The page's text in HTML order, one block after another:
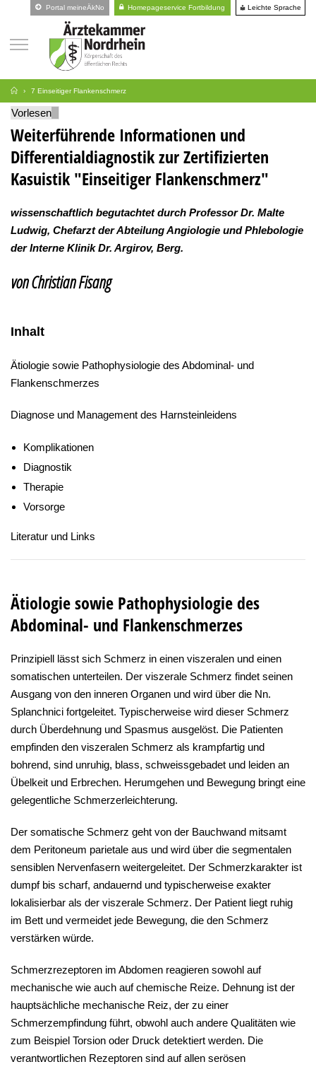
Portal meineÄkNo Homepageservice Fortbildung Leichte Sprache
7 Einseitiger Flankenschmerz
Vorlesen
Weiterführende Informationen und
Differentialdiagnostik zur Zertifizierten
Kasuistik "Einseitiger Flankenschmerz"
wissenschaftlich begutachtet durch Professor Dr. Malte
Ludwig, Chefarzt der Abteilung Angiologie und Phlebologie
der Interne Klinik Dr. Argirov, Berg.
von Christian Fisang
Inhalt
Ätiologie sowie Pathophysiologie des Abdominal- und
Flankenschmerzes
Diagnose und Management des Harnsteinleidens
Komplikationen
Diagnostik
Therapie
Vorsorge
Literatur und Links
Ätiologie sowie Pathophysiologie des
Abdominal- und Flankenschmerzes
Prinzipiell lässt sich Schmerz in einen viszeralen und einen
somatischen unterteilen. Der viszerale Schmerz findet seinen
Ausgang von den inneren Organen und wird über die Nn.
Splanchnici fortgeleitet. Typischerweise wird dieser Schmerz
durch Überdehnung und Spasmus ausgelöst. Die Patienten
empfinden den viszeralen Schmerz als krampfartig und
bohrend, sind unruhig, blass, schweissgebadet und leiden an
Übelkeit und Erbrechen. Herumgehen und Bewegung bringt eine
gelegentliche Schmerzerleichterung.
Der somatische Schmerz geht von der Bauchwand mitsamt
dem Peritoneum parietale aus und wird über die segmentalen
sensiblen Nervenfasern weitergeleitet. Der Schmerzkarakter ist
dumpf bis scharf, andauernd und typischerweise exakter
lokalisierbar als der viszerale Schmerz. Der Patient liegt ruhig
im Bett und vermeidet jede Bewegung, die den Schmerz
verstärken würde.
Schmerzrezeptoren im Abdomen reagieren sowohl auf
mechanische wie auch auf chemische Reize. Dehnung ist der
hauptsächliche mechanische Reiz, der zu einer
Schmerzempfindung führt, obwohl auch andere Qualitäten wie
zum Beispiel Torsion oder Druck detektiert werden. Die
verantwortlichen Rezeptoren sind auf allen serösen